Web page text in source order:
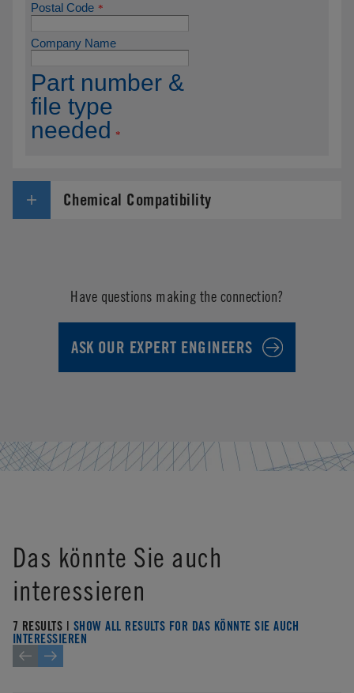
Chemical Compatibility
Have questions making the connection?
ASK OUR EXPERT ENGINEERS
Das könnte Sie auch
interessieren
7 RESULTS | SHOW ALL RESULTS FOR DAS KÖNNTE SIE AUCH
INTERESSIEREN